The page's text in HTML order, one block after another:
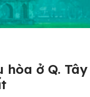
hòa ở Q. Tây